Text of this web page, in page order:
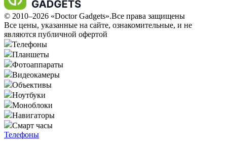
© 2010–2026 «Doctor Gadgets».Все права защищены
Все цены, указанные на сайте, ознакомительные, и не
являются публичной офертой
Телефоны
Планшеты
Фотоаппараты
Видеокамеры
Объективы
Ноутбуки
Моноблоки
Навигаторы
Смарт часы
Телефоны